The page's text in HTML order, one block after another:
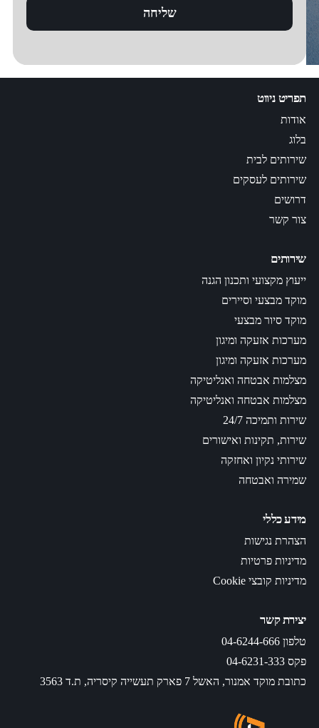
שליחה
תפריט ניווט
אודות
בלוג
שירותים לבית
שירותים לעסקים
דרושים
צור קשר
שירותים
ייעוץ מקצועי ותכנון הגנה
מוקד מבצעי וסיירים
מוקד סיור מבצעי
מערכות אזעקה ומיגון
מערכות אזעקה ומיגון
מצלמות אבטחה ואנליטיקה
מצלמות אבטחה ואנליטיקה
שירות ותמיכה 24/7
שירות, תקינות ואישורים
שירותי נקיון ואחזקה
שמירה ואבטחה
מידע כללי
הצהרת נגישות
מדיניות פרטיות
מדיניות קובצי Cookie
יצירת קשר
טלפון 04-6244-666
פקס 04-6231-333
כתובת מוקד אמנור, האשל 7 פארק תעשייה קיסריה, ת.ד 3563